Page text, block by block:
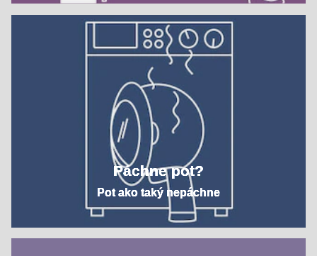
Páchne pot?
Pot ako taký nepáchne